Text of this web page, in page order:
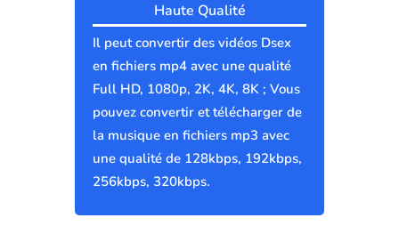
Haute Qualité
Il peut convertir des vidéos Dsex
en fichiers mp4 avec une qualité
Full HD, 1080p, 2K, 4K, 8K ; Vous
pouvez convertir et télécharger de
la musique en fichiers mp3 avec
une qualité de 128kbps, 192kbps,
256kbps, 320kbps.